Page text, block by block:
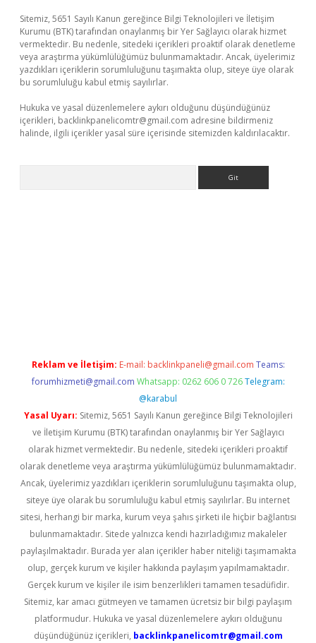
Sitemiz, 5651 Sayılı Kanun gereğince Bilgi Teknolojileri ve İletişim
Kurumu (BTK) tarafından onaylanmış bir Yer Sağlayıcı olarak hizmet
vermektedir. Bu nedenle, sitedeki içerikleri proaktif olarak denetleme
veya araştırma yükümlülüğümüz bulunmamaktadır. Ancak, üyelerimiz
yazdıkları içeriklerin sorumluluğunu taşımakta olup, siteye üye olarak
bu sorumluluğu kabul etmiş sayılırlar.
Hukuka ve yasal düzenlemelere aykırı olduğunu düşündüğünüz
içerikleri, backlinkpanelicomtr@gmail.com adresine bildirmeniz
halinde, ilgili içerikler yasal süre içerisinde sitemizden kaldırılacaktır.
Reklam ve İletişim: E-mail: backlinkpaneli@gmail.com Teams:
forumhizmeti@gmail.com Whatsapp: 0262 606 0 726 Telegram:
@karabul
Yasal Uyarı: Sitemiz, 5651 Sayılı Kanun gereğince Bilgi Teknolojileri
ve İletişim Kurumu (BTK) tarafından onaylanmış bir Yer Sağlayıcı
olarak hizmet vermektedir. Bu nedenle, sitedeki içerikleri proaktif
olarak denetleme veya araştırma yükümlülüğümüz bulunmamaktadır.
Ancak, üyelerimiz yazdıkları içeriklerin sorumluluğunu taşımakta olup,
siteye üye olarak bu sorumluluğu kabul etmiş sayılırlar. Bu internet
sitesi, herhangi bir marka, kurum veya şahıs şirketi ile hiçbir bağlantısı
bulunmamaktadır. Sitede yalnızca kendi hazırladığımız makaleler
paylaşılmaktadır. Burada yer alan içerikler haber niteliği taşımamakta
olup, gerçek kurum ve kişiler hakkında paylaşım yapılmamaktadır.
Gerçek kurum ve kişiler ile isim benzerlikleri tamamen tesadüfidir.
Sitemiz, kar amacı gütmeyen ve tamamen ücretsiz bir bilgi paylaşım
platformudur. Hukuka ve yasal düzenlemelere aykırı olduğunu
düşündüğünüz içerikleri, backlinkpanelicomtr@gmail.com